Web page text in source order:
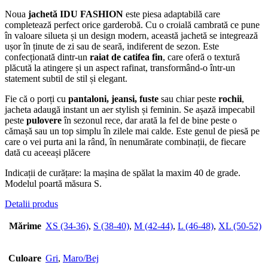
Noua jachetă IDU FASHION este piesa adaptabilă care
completează perfect orice garderobă. Cu o croială cambrată ce pune
în valoare silueta și un design modern, această jachetă se integrează
ușor în ținute de zi sau de seară, indiferent de sezon. Este
confecționată dintr-un raiat de catifea fin, care oferă o textură
plăcută la atingere și un aspect rafinat, transformând-o într-un
statement subtil de stil și elegant.
Fie că o porți cu pantaloni, jeansi, fuste sau chiar peste rochii,
jacheta adaugă instant un aer stylish și feminin. Se așază impecabil
peste pulovereîn sezonul rece, dar arată la fel de bine peste o
cămașă sau un top simplu în zilele mai calde. Este genul de piesă pe
care o vei purta ani la rând, în nenumărate combinații, de fiecare
dată cu aceeași plăcere
Indicații de curățare: la mașina de spălat la maxim 40 de grade.
Modelul poartă măsura S.
Detalii produs
Mărime XS (34-36), S (38-40), M (42-44), L (46-48), XL (50-52)
Culoare Gri, Maro/Bej